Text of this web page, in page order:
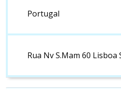
Portugal
Rua Nv S.Mam 60 Lisboa